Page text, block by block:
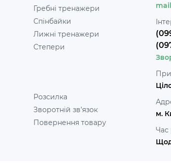
Гребні тренажери
Спінбайки
Лижні тренажери
Степери
Розсилка
Зворотній зв’язок
Повернення товару
м.
Час